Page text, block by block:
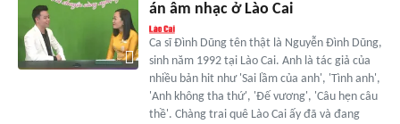
án âm nhạc ở Lào Cai
Ca sĩ Đình Dũng tên thật là Nguyễn Đình Dũng,
sinh năm 1992 tại Lào Cai. Anh là tác giả của
nhiều bản hit như 'Sai lầm của anh', 'Tình anh',
'Anh không tha thứ', 'Đế vương', 'Câu hẹn câu
thề'. Chàng trai quê Lào Cai ấy đã và đang